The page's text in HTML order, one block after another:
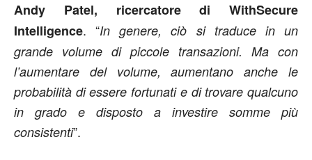
Andy Patel, ricercatore di WithSecure
Intelligence. “In genere, ciò si traduce in un
grande volume di piccole transazioni. Ma con
l’aumentare del volume, aumentano anche le
probabilità di essere fortunati e di trovare qualcuno
in grado e disposto a investire somme più
consistenti”.